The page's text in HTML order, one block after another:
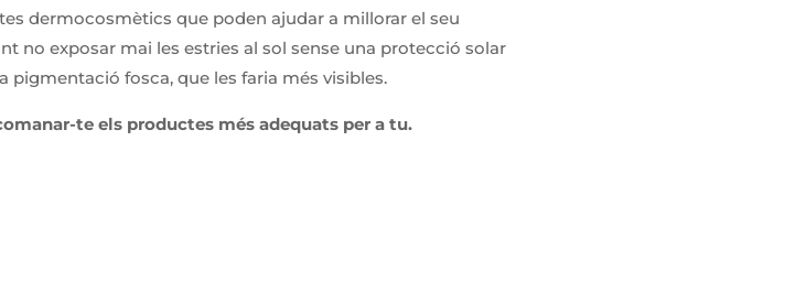
dermocosmètics que poden ajudar a millorar el seu
no exposar mai les estries al sol sense una protecció solar
pigmentació fosca, que les faria més visibles.
te els productes més adequats per a tu.